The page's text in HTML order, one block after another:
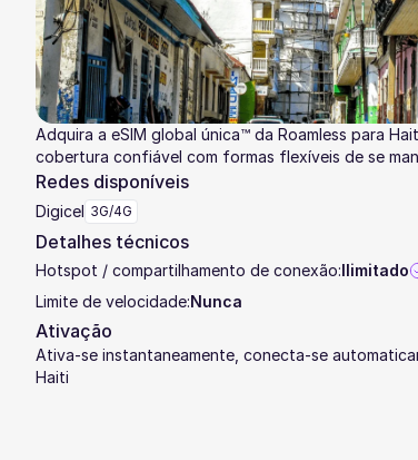
Adquira a eSIM global única™ da Roamless para
cobertura confiável com formas flexíveis de se
Redes disponíveis
Digicel 3G/4G
Detalhes técnicos
Hotspot / compartilhamento de conexão:Ilimitado
Limite de velocidade:Nunca
Ativação
Ativa-se instantaneamente, conecta-se
Haiti